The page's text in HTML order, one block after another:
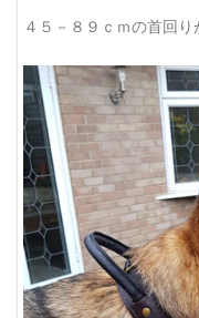
４５－８９ｃｍの首回り